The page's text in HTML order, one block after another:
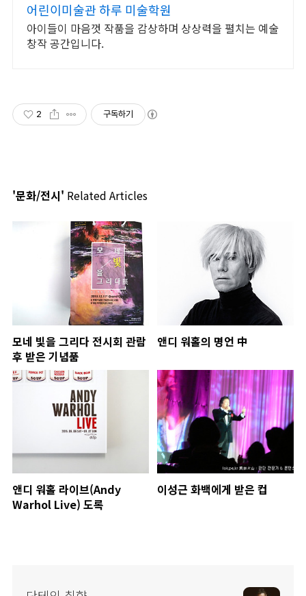
어린이미술관 하루 미술학원
아이들이 마음껏 작품을 감상하며 상상력을 펼치는 예술
창작 공간입니다.
2 구독하기
'문화/전시' Related Articles
모네 빛을 그리다 전시회 관람
후 받은 기념품
앤디 워홀의 명언 中
앤디 워홀 라이브(Andy
Warhol Live) 도록
이성근 화백에게 받은 컵